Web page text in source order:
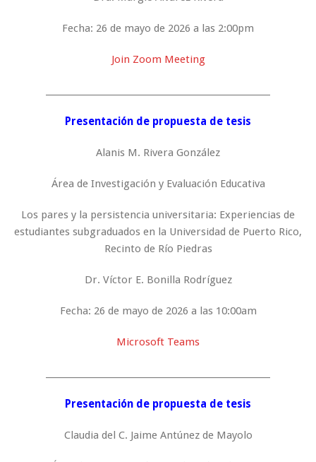
Fecha: 26 de mayo de 2026 a las 2:00pm
Join Zoom Meeting
Presentación de propuesta de tesis
Alanis M. Rivera González
Área de Investigación y Evaluación Educativa
Los pares y la persistencia universitaria: Experiencias de
estudiantes subgraduados en la Universidad de Puerto Rico,
Recinto de Río Piedras
Dr. Víctor E. Bonilla Rodríguez
Fecha: 26 de mayo de 2026 a las 10:00am
Microsoft Teams
Presentación de propuesta de tesis
Claudia del C. Jaime Antúnez de Mayolo